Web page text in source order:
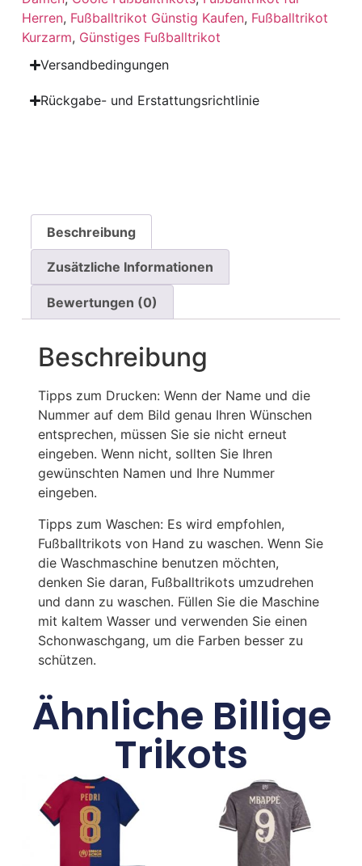
Herren, Fußballtrikot Günstig Kaufen, Fußballtrikot
Kurzarm, Günstiges Fußballtrikot
Versandbedingungen
Rückgabe- und Erstattungsrichtlinie
Beschreibung
Zusätzliche Informationen
Bewertungen (0)
Beschreibung
Tipps zum Drucken: Wenn der Name und die
Nummer auf dem Bild genau Ihren Wünschen
entsprechen, müssen Sie sie nicht erneut
eingeben. Wenn nicht, sollten Sie Ihren
gewünschten Namen und Ihre Nummer
eingeben.
Tipps zum Waschen: Es wird empfohlen,
Fußballtrikots von Hand zu waschen. Wenn Sie
die Waschmaschine benutzen möchten,
denken Sie daran, Fußballtrikots umzudrehen
und dann zu waschen. Füllen Sie die Maschine
mit kaltem Wasser und verwenden Sie einen
Schonwaschgang, um die Farben besser zu
schützen.
Ähnliche Billige
Trikots